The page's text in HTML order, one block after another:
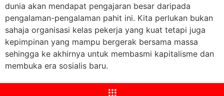
dunia akan mendapat pengajaran besar daripada
pengalaman-pengalaman pahit ini. Kita perlukan bukan
sahaja organisasi kelas pekerja yang kuat tetapi juga
kepimpinan yang mampu bergerak bersama massa
sehingga ke akhirnya untuk membasmi kapitalisme dan
membuka era sosialis baru.